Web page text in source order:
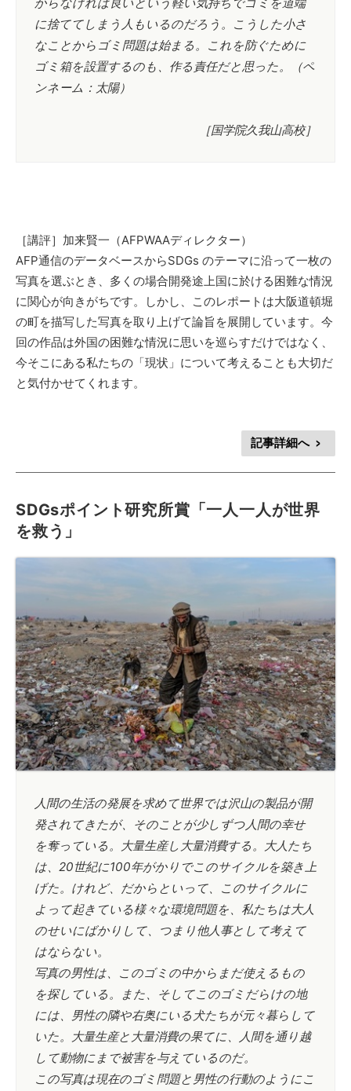
に捨ててしまう人もいるのだろう。こうした小さ
なことからゴミ問題は始まる。これを防ぐために
ゴミ箱を設置するのも、作る責任だと思った。（ペ
ンネーム：太陽）
［国学院久我山高校］
［講評］加来賢一（AFPWAAディレクター）
AFP通信のデータベースからSDGs のテーマに沿って一枚の
写真を選ぶとき、多くの場合開発途上国に於ける困難な情況
に関心が向きがちです。しかし、このレポートは大阪道頓堀
の町を描写した写真を取り上げて論旨を展開しています。今
回の作品は外国の困難な情況に思いを巡らすだけではなく、
今そこにある私たちの「現状」について考えることも大切だ
と気付かせてくれます。
記事詳細へ >
SDGsポイント研究所賞「一人一人が世界
を救う」
人間の生活の発展を求めて世界では沢山の製品が開
発されてきたが、そのことが少しずつ人間の幸せ
を奪っている。大量生産し大量消費する。大人たち
は、20世紀に100年がかりでこのサイクルを築き上
げた。けれど、だからといって、このサイクルに
よって起きている様々な環境問題を、私たちは大人
のせいにばかりして、つまり他人事として考えて
はならない。
写真の男性は、このゴミの中からまだ使えるもの
を探している。また、そしてこのゴミだらけの地
には、男性の隣や右奥にいる犬たちが元々暮らして
いた。大量生産と大量消費の果てに、人間を通り越
して動物にまで被害を与えているのだ。
この写真は現在のゴミ問題と男性の行動のようにこ